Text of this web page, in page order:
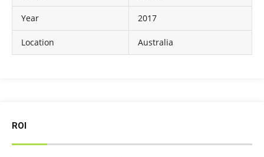
Year 2017
Location Australia
ROI